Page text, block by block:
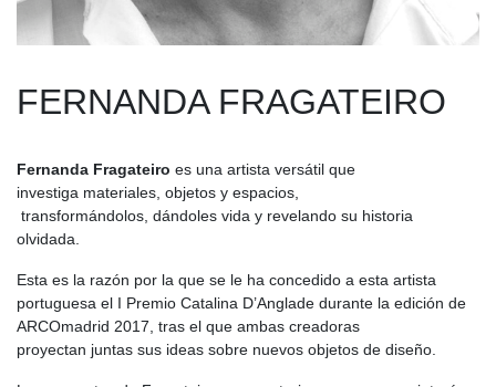
FERNANDA FRAGATEIRO
Fernanda Fragateiro es una artista versátil que
investiga materiales, objetos y espacios,
transformándolos, dándoles vida y revelando su historia
olvidada.
Esta es la razón por la que se le ha concedido a esta artista
portuguesa el I Premio Catalina D’Anglade durante la edición de
ARCOmadrid 2017, tras el que ambas creadoras
proyectan juntas sus ideas sobre nuevos objetos de diseño.